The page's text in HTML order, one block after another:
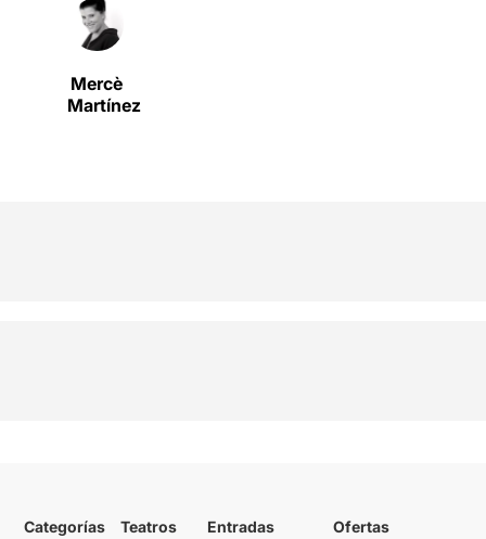
Mercè
Martínez
Categorías
Teatros
Entradas
Ofertas